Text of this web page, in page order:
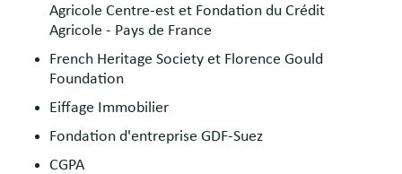
Agricole Centre-est et Fondation du Crédit
Agricole - Pays de France
French Heritage Society et Florence Gould
Foundation
Eiffage Immobilier
Fondation d'entreprise GDF-Suez
CGPA